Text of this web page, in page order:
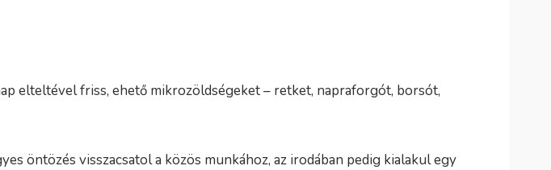
elteltével friss, ehető mikrozöldségeket – retket, napraforgót, borsót,
öntözés visszacsatol a közös munkához, az irodában pedig kialakul egy